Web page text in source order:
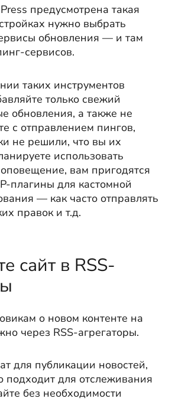
предусмотрена такая
нужно выбрать
обновления — и там
сервисов.
таких инструментов
только свежий
обновления, а также не
с отправлением пингов,
не решили, что вы их
использовать
вам пригодятся
плагины для кастомной
― как часто отправлять
правок и т.д.
сайт в RSS-
о новом контенте на
через RSS-агрегаторы.
для публикации новостей,
подходит для отслеживания
без необходимости